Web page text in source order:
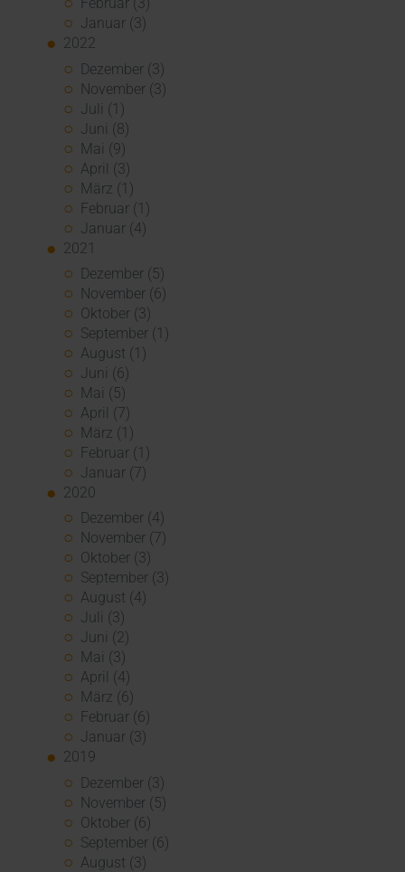
Januar (3)
2022
Dezember (3)
November (3)
Juli (1)
Juni (8)
Mai (9)
April (3)
März (1)
Februar (1)
Januar (4)
2021
Dezember (5)
November (6)
Oktober (3)
September (1)
August (1)
Juni (6)
Mai (5)
April (7)
März (1)
Februar (1)
Januar (7)
2020
Dezember (4)
November (7)
Oktober (3)
September (3)
August (4)
Juli (3)
Juni (2)
Mai (3)
April (4)
März (6)
Februar (6)
Januar (3)
2019
Dezember (3)
November (5)
Oktober (6)
September (6)
August (3)